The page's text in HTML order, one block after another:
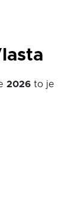
2026 to je